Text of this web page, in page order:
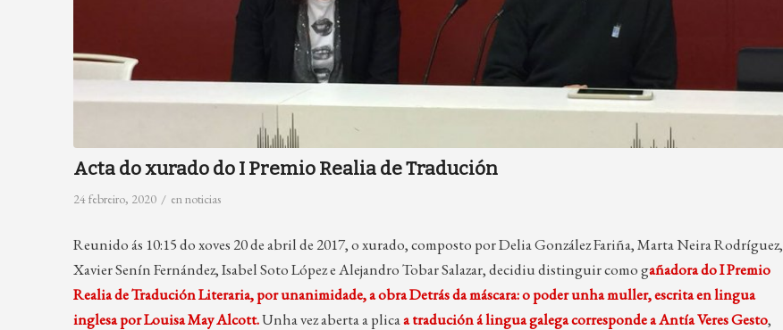
Acta do xurado do I Premio Realia de Tradución
24 febreiro, 2020 / ennoticias
Reunido ás 10:15 do xoves 20 de abril de 2017, o xurado, composto por Delia González Fariña, Marta Neira Rodríguez,
Xavier Senín Fernández, Isabel Soto López e Alejandro Tobar Salazar, decidiu distinguir como gañadora do I Premio
Realia de Tradución Literaria, por unanimidade, a obra Detrás da máscara: o poder unha muller, escrita en lingua
inglesa por Louisa May Alcott.Unha vez aberta a plicaa tradución á lingua galega corresponde a Antía Veres Gesto,